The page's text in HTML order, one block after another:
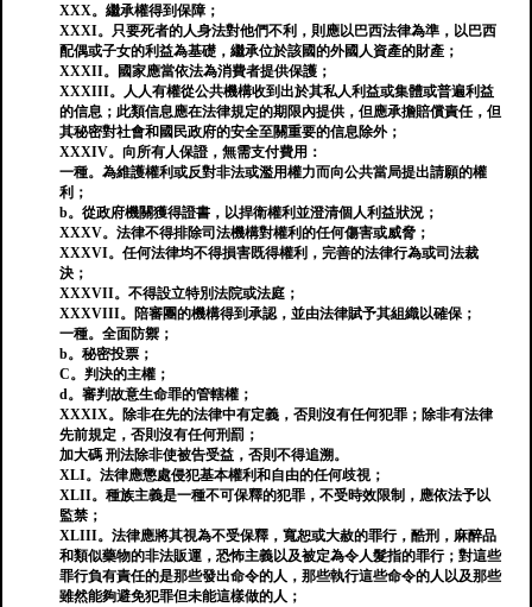
XXX。繼承權得到保障；
XXXI。只要死者的人身法對他們不利，則應以巴西法律為準，以巴西
配偶或子女的利益為基礎，繼承位於該國的外國人資產的財產；
XXXII。國家應當依法為消費者提供保護；
XXXIII。人人有權從公共機構收到出於其私人利益或集體或普遍利益
的信息；此類信息應在法律規定的期限內提供，但應承擔賠償責任，但
其秘密對社會和國民政府的安全至關重要的信息除外；
XXXIV。向所有人保證，無需支付費用：
一種。為維護權利或反對非法或濫用權力而向公共當局提出請願的權
利；
b。從政府機關獲得證書，以捍衛權利並澄清個人利益狀況；
XXXV。法律不得排除司法機構對權利的任何傷害或威脅；
XXXVI。任何法律均不得損害既得權利，完善的法律行為或司法裁
決；
XXXVII。不得設立特別法院或法庭；
XXXVIII。陪審團的機構得到承認，並由法律賦予其組織以確保；
一種。全面防禦；
b。秘密投票；
C。判決的主權；
d。審判故意生命罪的管轄權；
XXXIX。除非在先的法律中有定義，否則沒有任何犯罪；除非有法律
先前規定，否則沒有任何刑罰；
加大碼 刑法除非使被告受益，否則不得追溯。
XLI。法律應懲處侵犯基本權利和自由的任何歧視；
XLII。種族主義是一種不可保釋的犯罪，不受時效限制，應依法予以
監禁；
XLIII。法律應將其視為不受保釋，寬恕或大赦的罪行，酷刑，麻醉品
和類似藥物的非法販運，恐怖主義以及被定為令人髮指的罪行；對這些
罪行負有責任的是那些發出命令的人，那些執行這些命令的人以及那些
雖然能夠避免犯罪但未能這樣做的人；